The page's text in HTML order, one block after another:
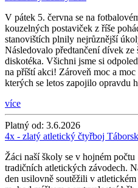
V pátek 5. června se na
kouzelných postaviček z říše
stanovištích plnily nejrůznější
Následovalo předtančení dívek
diskotéka. Všichni jsme si
na příští akci! Zároveň moc a
kterých se letos zapojilo opravdu
více
Platný od: 3.6.2026
4x - zlatý atletický čtyřboj
Žáci naší školy se v hojném
tradičních atletických závodech.
den usilovně soutěžili v